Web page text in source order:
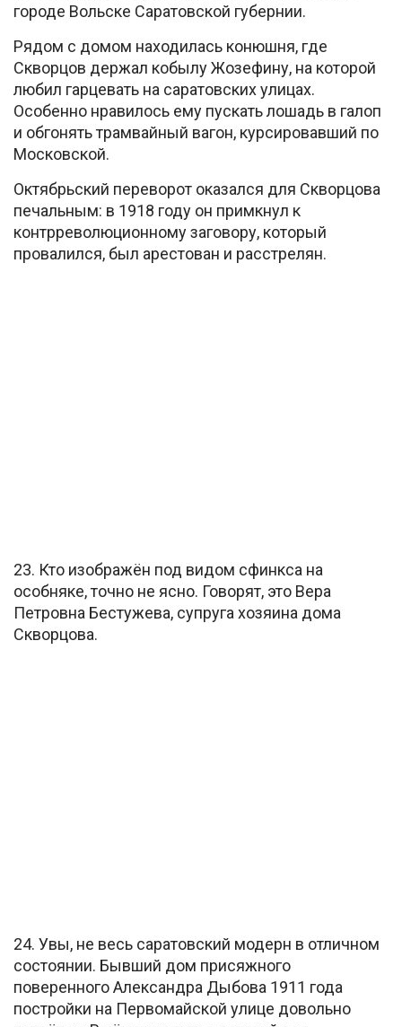
городе Вольске Саратовской губернии.
Рядом с домом находилась конюшня, где
Скворцов держал кобылу Жозефину, на которой
любил гарцевать на саратовских улицах.
Особенно нравилось ему пускать лошадь в галоп
и обгонять трамвайный вагон, курсировавший по
Московской.
Октябрьский переворот оказался для Скворцова
печальным: в 1918 году он примкнул к
контрреволюционному заговору, который
провалился, был арестован и расстрелян.
23. Кто изображён под видом сфинкса на
особняке, точно не ясно. Говорят, это Вера
Петровна Бестужева, супруга хозяина дома
Скворцова.
24. Увы, не весь саратовский модерн в отличном
состоянии. Бывший дом присяжного
поверенного Александра Дыбова 1911 года
постройки на Первомайской улице довольно